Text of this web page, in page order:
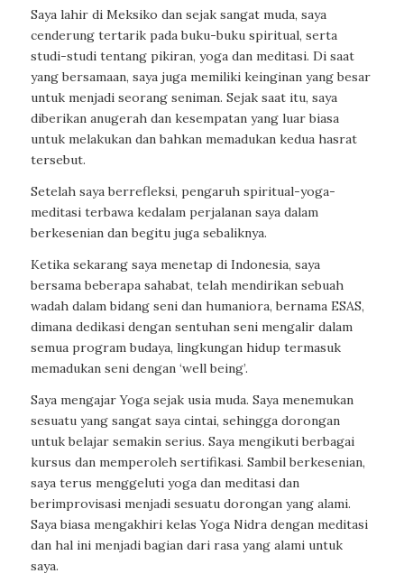
Saya lahir di Meksiko dan sejak sangat muda, saya
cenderung tertarik pada buku-buku spiritual, serta
studi-studi tentang pikiran, yoga dan meditasi. Di saat
yang bersamaan, saya juga memiliki keinginan yang besar
untuk menjadi seorang seniman. Sejak saat itu, saya
diberikan anugerah dan kesempatan yang luar biasa
untuk melakukan dan bahkan memadukan kedua hasrat
tersebut.
Setelah saya berrefleksi, pengaruh spiritual-yoga-
meditasi terbawa kedalam perjalanan saya dalam
berkesenian dan begitu juga sebaliknya.
Ketika sekarang saya menetap di Indonesia, saya
bersama beberapa sahabat, telah mendirikan sebuah
wadah dalam bidang seni dan humaniora, bernama ESAS,
dimana dedikasi dengan sentuhan seni mengalir dalam
semua program budaya, lingkungan hidup termasuk
memadukan seni dengan ‘well being’.
Saya mengajar Yoga sejak usia muda. Saya menemukan
sesuatu yang sangat saya cintai, sehingga dorongan
untuk belajar semakin serius. Saya mengikuti berbagai
kursus dan memperoleh sertifikasi. Sambil berkesenian,
saya terus menggeluti yoga dan meditasi dan
berimprovisasi menjadi sesuatu dorongan yang alami.
Saya biasa mengakhiri kelas Yoga Nidra dengan meditasi
dan hal ini menjadi bagian dari rasa yang alami untuk
saya.